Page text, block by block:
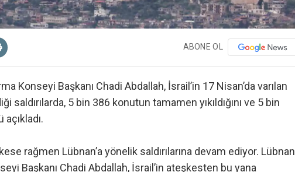
ABONE OL
Konseyi Başkanı Chadi Abdallah, İsrail’in 17 Nisan’da varılan
5 bin 386 konutun tamamen yıkıldığını ve 5 bin
rağmen Lübnan’a yönelik saldırılarına devam ediyor. Lübnan
Başkanı Chadi Abdallah, İsrail’in ateşkesten bu yana